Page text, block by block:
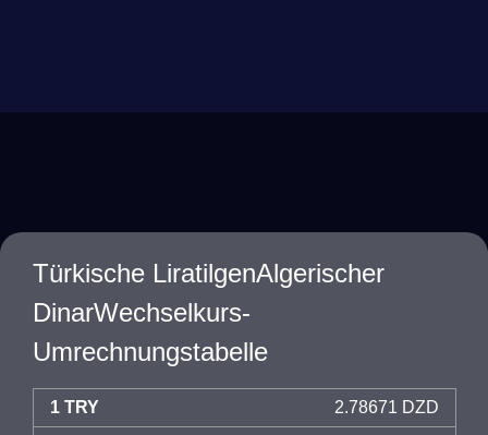
Türkische LiratilgenAlgerischer
DinarWechselkurs-
Umrechnungstabelle
1 TRY 2.78671 DZD